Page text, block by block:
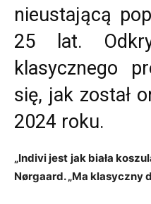
nieustającą
25 lat.
klasycznego
się, jak został
2024 roku.
„Indivi jest jak biała
Nørgaard. „Ma klasyczny